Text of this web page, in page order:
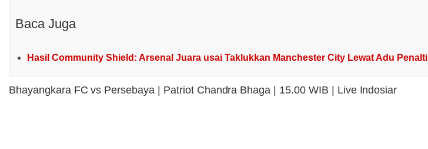
Baca Juga
Hasil Community Shield: Arsenal Juara usai Taklukkan Manchester City Lewat Adu Penalti
Bhayangkara FC vs Persebaya | Patriot Chandra Bhaga | 15.00 WIB | Live Indosiar